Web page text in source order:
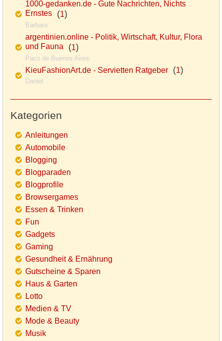
1000-gedanken.de - Gute Nachrichten, Nichts
Ernstes (1)
Barbara
argentinien.online - Politik, Wirtschaft, Kultur, Flora
und Fauna (1)
Paco de Buenos Aires
KieuFashionArt.de - Servietten Ratgeber (1)
Daniel
Kategorien
Anleitungen
Automobile
Blogging
Blogparaden
Blogprofile
Browsergames
Essen & Trinken
Fun
Gadgets
Gaming
Gesundheit & Ernährung
Gutscheine & Sparen
Haus & Garten
Lotto
Medien & TV
Mode & Beauty
Musik